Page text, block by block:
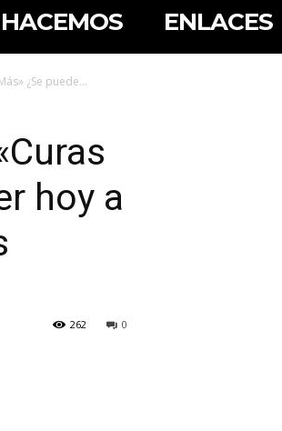
ENLACES
¿Se puede...
hoy a
0
262